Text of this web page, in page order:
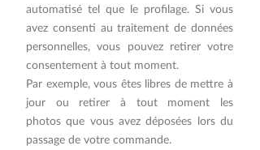
automatisé tel que le profilage. Si vous
avez consenti au traitement de données
personnelles, vous pouvez retirer votre
consentement à tout moment.
Par exemple, vous êtes libres de mettre à
jour ou retirer à tout moment les
photos que vous avez déposées lors du
passage de votre commande.